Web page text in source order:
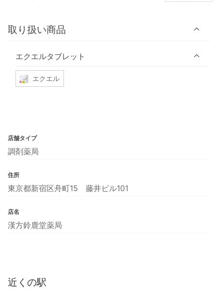
取り扱い商品
エクエルタブレット
エクエル
店舗タイプ
調剤薬局
住所
東京都新宿区舟町15 藤井ビル101
店名
漢方鈴鹿堂薬局
近くの駅